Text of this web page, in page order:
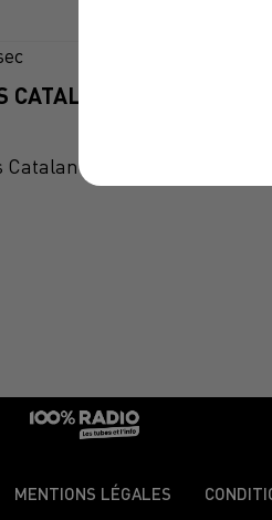
CATALAN DU 02/05/
Catalan
MENTIONS LÉGALES